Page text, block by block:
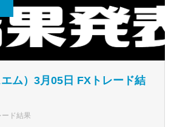
ム）3月05日 FXトレード結
ド結果